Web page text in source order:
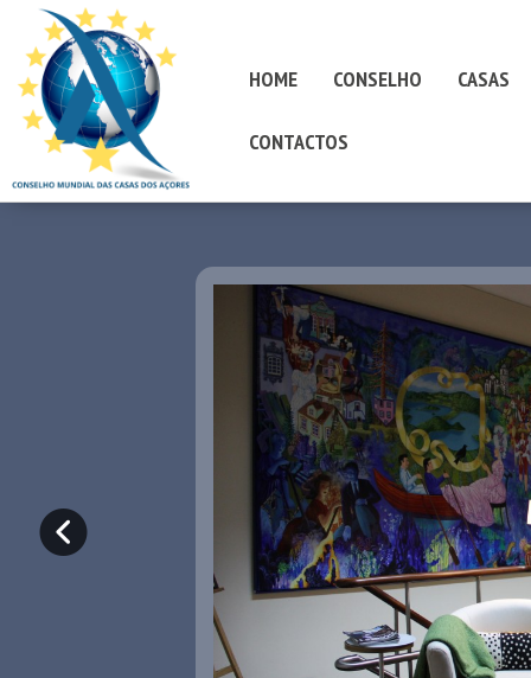
HOME CONSELHO CASAS
CONTACTOS